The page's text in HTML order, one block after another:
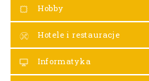
Hobby
Hotele i restauracje
Informatyka